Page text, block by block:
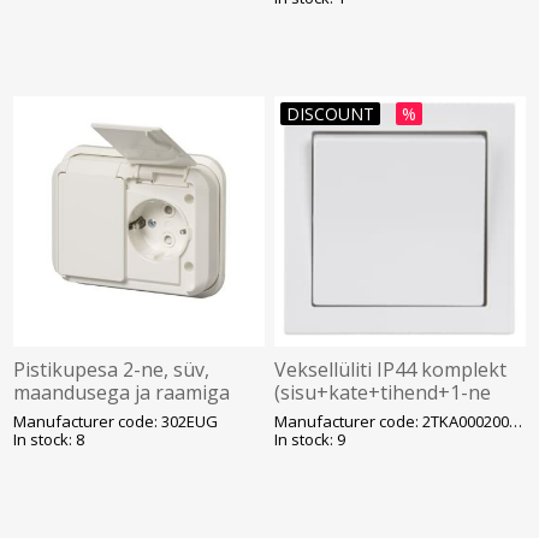
Pistikupesa 2-ne, süv,
maandusega ja raamiga
IP44, valge, Jussi
Manufacturer code: 302EUG
In stock: 8
DISCOUNT %
Veksellüliti IP44 komplekt
(sisu+kate+tihend+1-ne
raam)16A, kahe
lisaklemmiga, valge,
Manufacturer code: 2TKA000200G1
In stock: 9